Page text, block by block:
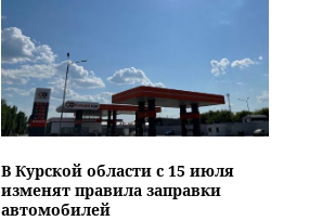
В Курской области с 15 июля
изменят правила заправки
автомобилей